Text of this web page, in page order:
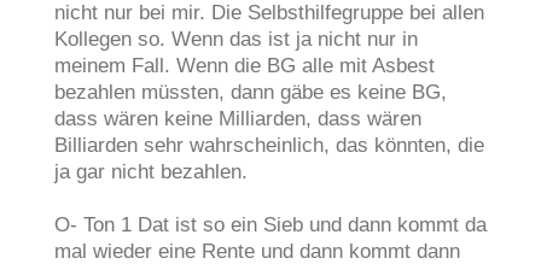
nicht nur bei mir. Die Selbsthilfegruppe bei allen
Kollegen so. Wenn das ist ja nicht nur in
meinem Fall. Wenn die BG alle mit Asbest
bezahlen müssten, dann gäbe es keine BG,
dass wären keine Milliarden, dass wären
Billiarden sehr wahrscheinlich, das könnten, die
ja gar nicht bezahlen.
O- Ton 1 Dat ist so ein Sieb und dann kommt da
mal wieder eine Rente und dann kommt dann